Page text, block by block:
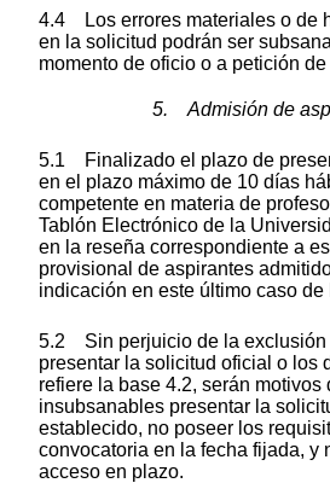
4.4 Los errores materiales o de
en la solicitud podrán ser
momento de oficio o a petición
5. Admisión de
5.1 Finalizado el plazo de
en el plazo máximo de 10 días
competente en materia de
Tablón Electrónico de la
en la reseña correspondiente a
provisional de aspirantes
indicación en este último caso
5.2 Sin perjuicio de la exclusión
presentar la solicitud oficial o los
refiere la base 4.2, serán motivos
insubsanables presentar la
establecido, no poseer los
convocatoria en la fecha fijada, y
acceso en plazo.